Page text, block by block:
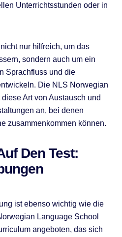
Unterrichtsstunden oder in
nur hilfreich, um das
sondern auch um ein
Sprachfluss und die
Die NLS Norwegian
Art von Austausch und
an, bei denen
zusammenkommen können.
Den Test:
ist ebenso wichtig wie die
Language School
angeboten, das sich